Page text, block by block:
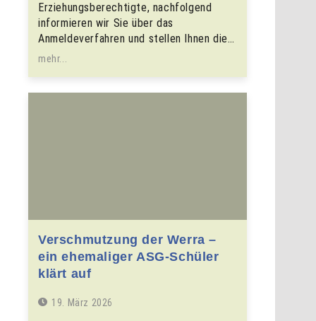
Erziehungsberechtigte, nachfolgend
informieren wir Sie über das
Anmeldeverfahren und stellen Ihnen die…
mehr...
Verschmutzung der Werra –
ein ehemaliger ASG-Schüler
klärt auf
19. März 2026